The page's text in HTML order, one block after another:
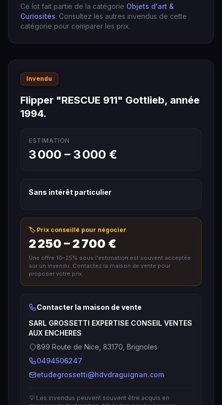
Ce lot fait partie de la catégorie Objets d'art &
Curiosités. Consultez les autres invendus de cette
catégorie pour comparer les prix.
Invendu
Flipper "RESCUE 911" Gottlieb, année
1994.
ESTIMATION
3 000 – 3 000 €
Sans intérêt particulier
🏷️ Prix conseillé pour négocier
2 250 – 2 700 €
Une offre 10–25% sous l'estimation est souvent acceptée
sur un invendu. Contactez la maison de vente pour
proposer votre prix.
Contacter la maison de vente
SARL GROSSETTI EXPERTISE CONSEIL VENTES
AUX ENCHERES
899 Route de Nice, 83170, Brignoles
0494506247
etudegrossetti@hdvdraguignan.com
💡 Les invendus peuvent souvent être acquis en